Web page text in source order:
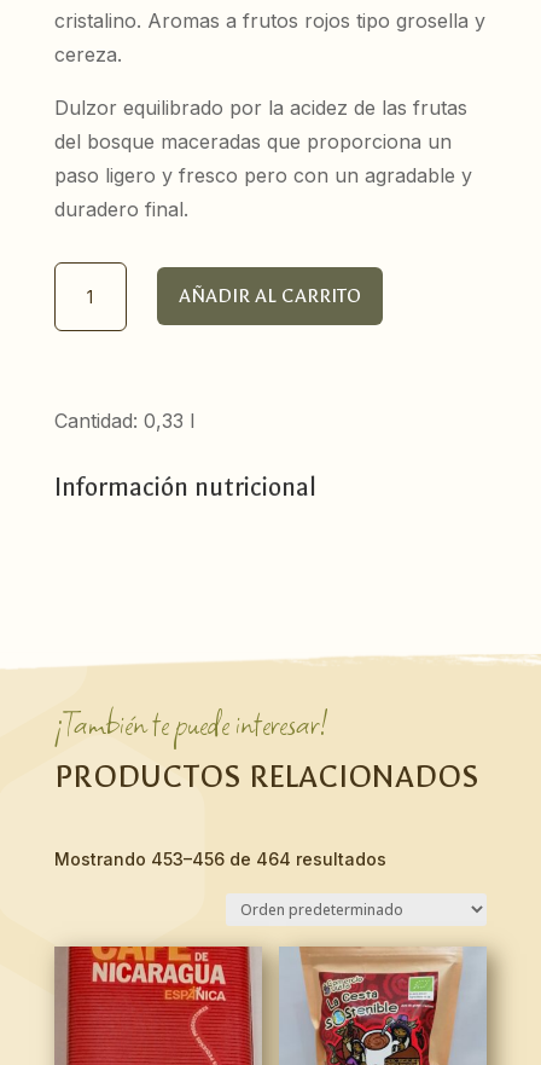
cristalino. Aromas a frutos rojos tipo grosella y
cereza.
Dulzor equilibrado por la acidez de las frutas
del bosque maceradas que proporciona un
paso ligero y fresco pero con un agradable y
duradero final.
Freyja
AÑADIR AL CARRITO
Cantidad: 0,33 l
Información nutricional
¡También te puede interesar!
PRODUCTOS RELACIONADOS
Mostrando 453–456 de 464 resultados